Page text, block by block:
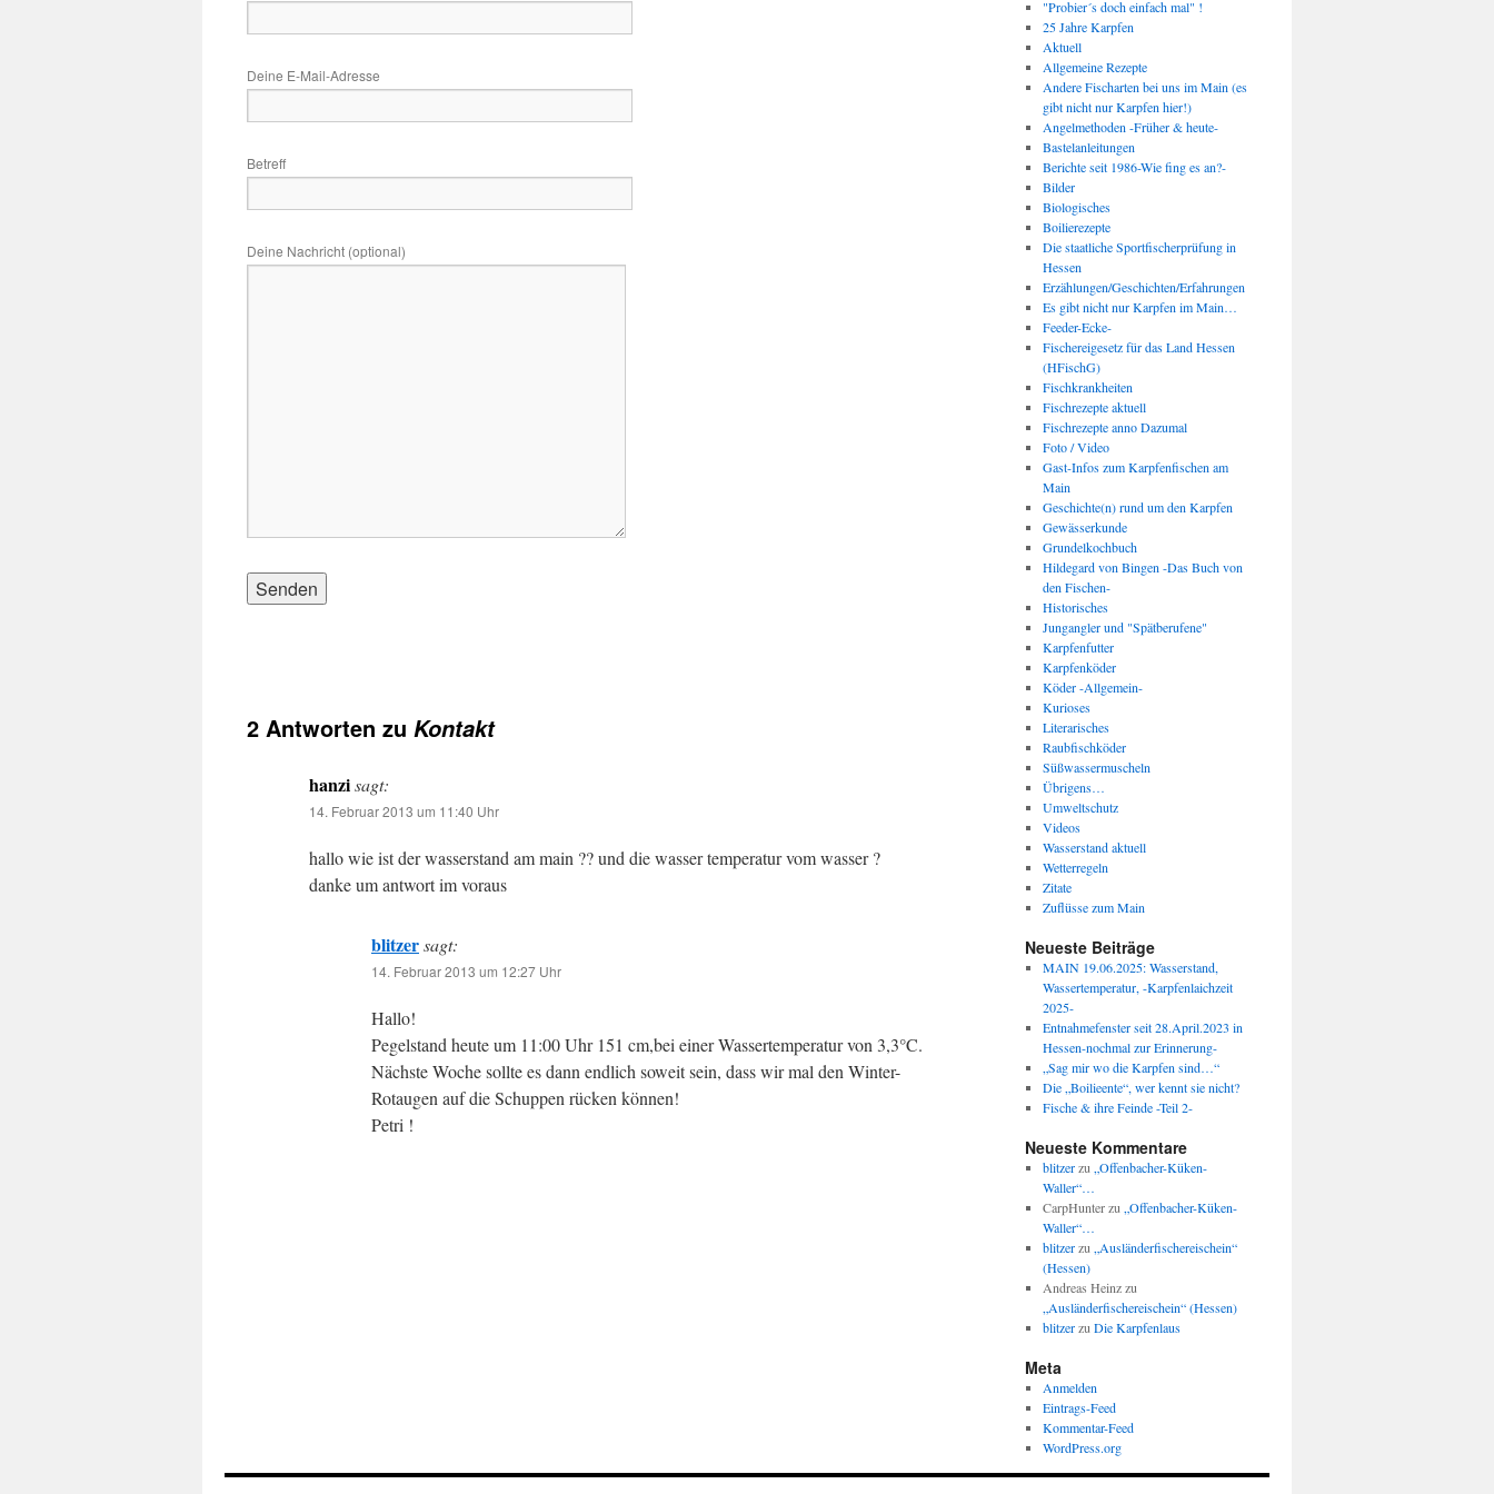
Deine E-Mail-Adresse
Betreff
Deine Nachricht (optional)
2 Antworten zu Kontakt
hanzisagt:
14. Februar 2013 um 11:40 Uhr
hallo wie ist der wasserstand am main ?? und die wasser temperatur vom wasser ?
danke um antwort im voraus
blitzersagt:
14. Februar 2013 um 12:27 Uhr
Hallo!
Pegelstand heute um 11:00 Uhr 151 cm,bei einer Wassertemperatur von 3,3°C.
Nächste Woche sollte es dann endlich soweit sein, dass wir mal den Winter-
Rotaugen auf die Schuppen rücken können!
Petri !
"Probier´s doch einfach mal" !
25 Jahre Karpfen
Aktuell
Allgemeine Rezepte
Andere Fischarten bei uns im Main (es
gibt nicht nur Karpfen hier!)
Angelmethoden -Früher & heute-
Bastelanleitungen
Berichte seit 1986-Wie fing es an?-
Bilder
Biologisches
Boilierezepte
Die staatliche Sportfischerprüfung in
Hessen
Erzählungen/Geschichten/Erfahrungen
Es gibt nicht nur Karpfen im Main…
Feeder-Ecke-
Fischereigesetz für das Land Hessen
(HFischG)
Fischkrankheiten
Fischrezepte aktuell
Fischrezepte anno Dazumal
Foto / Video
Gast-Infos zum Karpfenfischen am
Main
Geschichte(n) rund um den Karpfen
Gewässerkunde
Grundelkochbuch
Hildegard von Bingen -Das Buch von
den Fischen-
Historisches
Jungangler und "Spätberufene"
Karpfenfutter
Karpfenköder
Köder -Allgemein-
Kurioses
Literarisches
Raubfischköder
Süßwassermuscheln
Übrigens…
Umweltschutz
Videos
Wasserstand aktuell
Wetterregeln
Zitate
Zuflüsse zum Main
Neueste Beiträge
MAIN 19.06.2025: Wasserstand,
Wassertemperatur, -Karpfenlaichzeit
2025-
Entnahmefenster seit 28.April.2023 in
Hessen-nochmal zur Erinnerung-
„Sag mir wo die Karpfen sind…“
Die „Boilieente“, wer kennt sie nicht?
Fische & ihre Feinde -Teil 2-
Neueste Kommentare
blitzerzu „Offenbacher-Küken-
Waller“…
CarpHunterzu „Offenbacher-Küken-
Waller“…
blitzerzu „Ausländerfischereischein“
(Hessen)
Andreas Heinzzu
„Ausländerfischereischein“ (Hessen)
blitzerzu Die Karpfenlaus
Meta
Anmelden
Eintrags-Feed
Kommentar-Feed
WordPress.org